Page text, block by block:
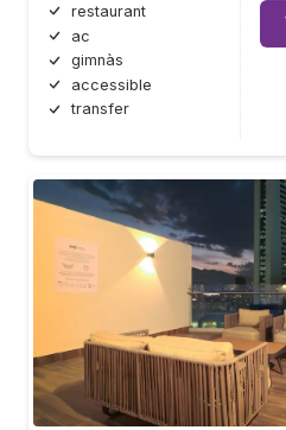
restaurant
ac
gimnàs
accessible
transfer